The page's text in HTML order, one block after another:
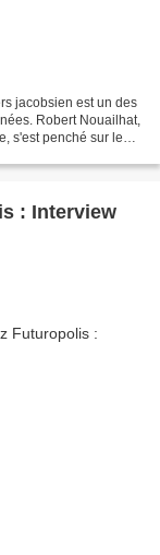
jacobsien est un des
Robert Nouailhat,
s'est penché sur le
: Interview